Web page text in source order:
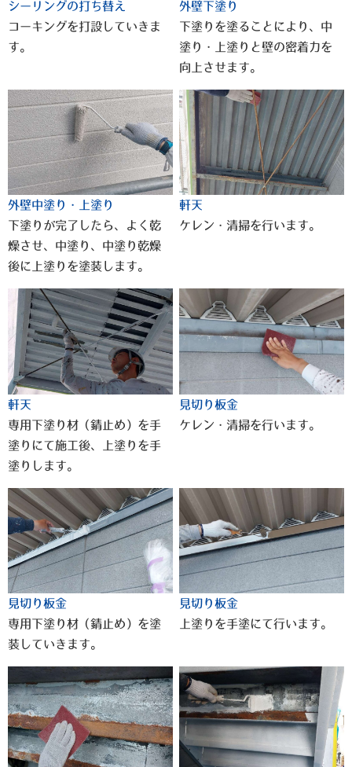
シーリングの打ち替え
コーキングを打設していきま
す。
外壁下塗り
下塗りを塗ることにより、中
塗り・上塗りと壁の密着力を
向上させます。
外壁中塗り・上塗り
下塗りが完了したら、よく乾
燥させ、中塗り、中塗り乾燥
後に上塗りを塗装します。
軒天
ケレン・清掃を行います。
軒天
専用下塗り材（錆止め）を手
塗りにて施工後、上塗りを手
塗りします。
見切り板金
ケレン・清掃を行います。
見切り板金
専用下塗り材（錆止め）を塗
装していきます。
見切り板金
上塗りを手塗にて行います。